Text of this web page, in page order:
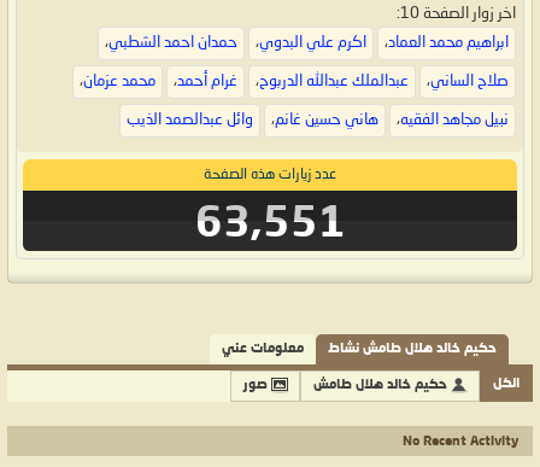
اخر زوار الصفحة 10:
ابراهيم محمد العماد، اكرم علي البدوي، حمدان احمد الشطبي،
صلاح الساني، عبدالملك عبدالله الدربوح، غرام أحمد، محمد عزمان،
نبيل مجاهد الفقيه، هاني حسين غانم، وائل عبدالصمد الذيب
عدد زيارات هذه الصفحة
63,551
حكيم خالد هلال طامش نشاط معلومات عني
الكل حكيم خالد هلال طامش صور
No Recent Activity